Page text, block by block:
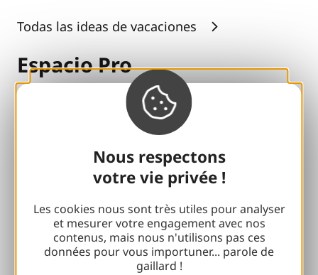
Nous respectons
votre vie privée !
Les cookies nous sont très utiles pour analyser
et mesurer votre engagement avec nos
contenus, mais nous n'utilisons pas ces
données pour vous importuner... parole de
gaillard !
Todas las ideas de vacaciones
Espacio Pro
100% Club Gaillard
Brive 100% Evento
Fototeca
Sala de prensa